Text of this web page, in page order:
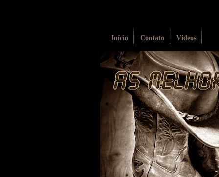
Início Contato Vídeos